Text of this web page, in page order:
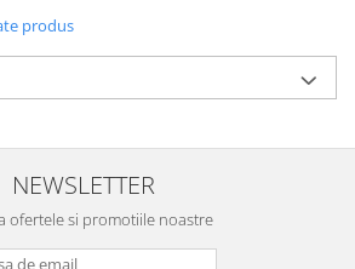
produs
NEWSLETTER
ofertele si promotiile noastre